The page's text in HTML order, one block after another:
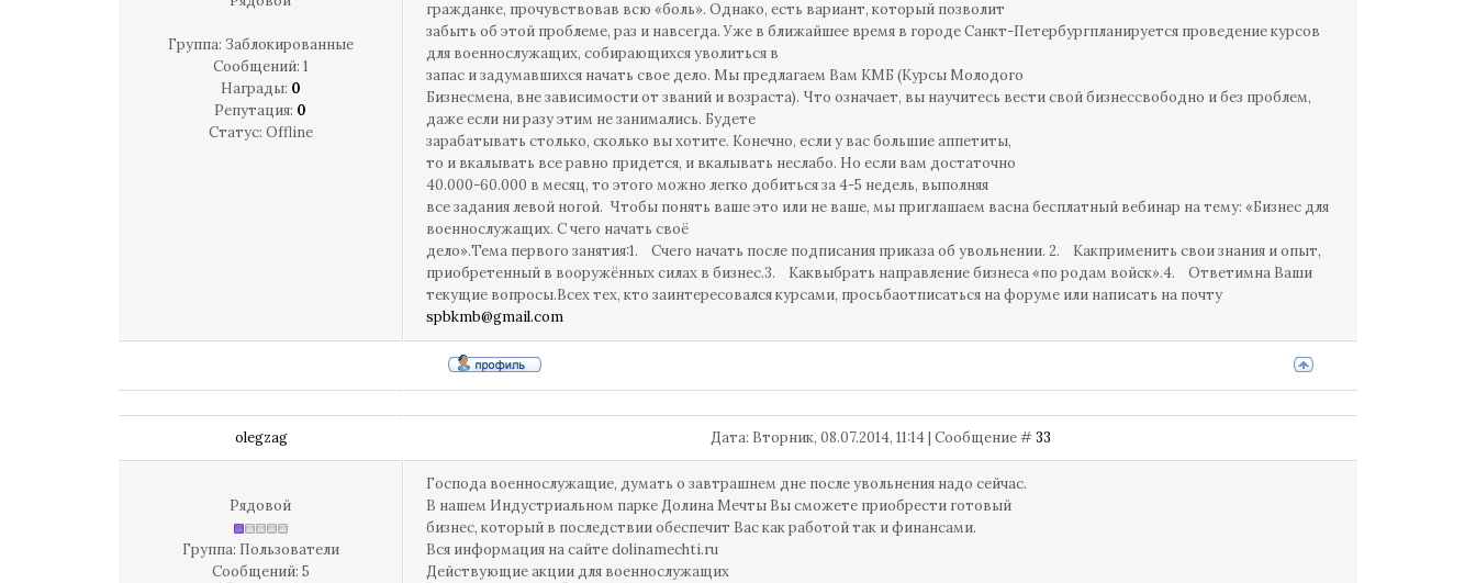
Группа: Заблокированные
Сообщений: 1
Награды: 0
Репутация: 0
Статус: Offline
гражданке, прочувствовав всю «боль». Однако, есть вариант, который позволит
забыть об этой проблеме, раз и навсегда. Уже в ближайшее время в городе Санкт-Петербургпланируется проведение курсов
для военнослужащих, собирающихся уволиться в
запас и задумавшихся начать свое дело. Мы предлагаем Вам КМБ (Курсы Молодого
Бизнесмена, вне зависимости от званий и возраста). Что означает, вы научитесь вести свой бизнессвободно и без проблем,
даже если ни разу этим не занимались. Будете
зарабатывать столько, сколько вы хотите. Конечно, если у вас большие аппетиты,
то и вкалывать все равно придется, и вкалывать неслабо. Но если вам достаточно
40.000-60.000 в месяц, то этого можно легко добиться за 4-5 недель, выполняя
все задания левой ногой. Чтобы понять ваше это или не ваше, мы приглашаем васна бесплатный вебинар на тему: «Бизнес для
военнослужащих. С чего начать своё
дело».Тема первого занятия:1. Счего начать после подписания приказа об увольнении. 2. Какприменить свои знания и опыт,
приобретенный в вооружённых силах в бизнес.3. Каквыбрать направление бизнеса «по родам войск».4. Ответимна Ваши
текущие вопросы.Всех тех, кто заинтересовался курсами, просьбаотписаться на форуме или написать на почту
spbkmb@gmail.com
olegzag Дата: Вторник, 08.07.2014, 11:14 | Сообщение #33
Рядовой
Группа: Пользователи
Сообщений: 5
Господа военнослужащие, думать о завтрашнем дне после увольнения надо сейчас.
В нашем Индустриальном парке Долина Мечты Вы сможете приобрести готовый
бизнес, который в последствии обеспечит Вас как работой так и финансами.
Вся информация на сайте dolinamechti.ru
Действующие акции для военнослужащих